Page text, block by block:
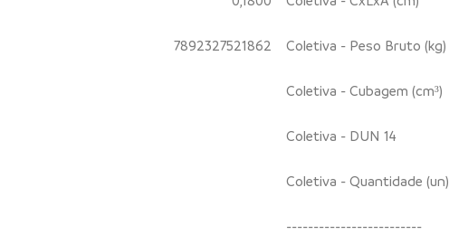
7892327521862 Coletiva - Peso Bruto (kg)
Coletiva - Cubagem (cm³)
Coletiva - DUN 14
Coletiva - Quantidade (un)
-------------------------